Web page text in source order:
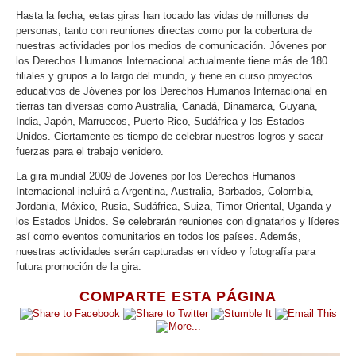
COMPARTE ESTA PÁGINA
Hasta la fecha, estas giras han tocado las vidas de millones de
personas, tanto con reuniones directas como por la cobertura de
nuestras actividades por los medios de comunicación. Jóvenes por
los Derechos Humanos Internacional actualmente tiene más de 180
filiales y grupos a lo largo del mundo, y tiene en curso proyectos
educativos de Jóvenes por los Derechos Humanos Internacional en
tierras tan diversas como Australia, Canadá, Dinamarca, Guyana,
India, Japón, Marruecos, Puerto Rico, Sudáfrica y los Estados
Unidos. Ciertamente es tiempo de celebrar nuestros logros y sacar
fuerzas para el trabajo venidero.
La gira mundial 2009 de Jóvenes por los Derechos Humanos
Internacional incluirá a Argentina, Australia, Barbados, Colombia,
Jordania, México, Rusia, Sudáfrica, Suiza, Timor Oriental, Uganda y
los Estados Unidos. Se celebrarán reuniones con dignatarios y líderes
así como eventos comunitarios en todos los países. Además,
nuestras actividades serán capturadas en vídeo y fotografía para
futura promoción de la gira.